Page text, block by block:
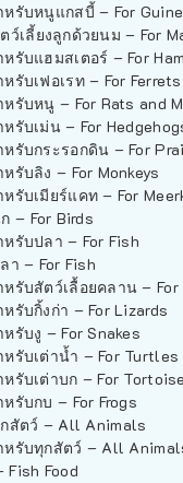
หรับหนูแกสบี้ – For
ว์เลี้ยงลูกด้วยนม – For
หรับแฮมสเตอร์ – For
หรับเฟอเรท – For Ferrets
หรับหนู – For Rats and
หรับเม่น – For
หรับกระรอกดิน – For
หรับลิง – For Monkeys
หรับเมียร์แคท – For
– For Birds
หรับปลา – For Fish
า – For Fish
หรับสัตว์เลื้อยคลาน –
หรับกิ้งก่า – For Lizards
หรับงู – For Snakes
หรับเต่าน้ำ – For Turtles
หรับเต่าบก – For
หรับกบ – For Frogs
สัตว์ – All Animals
หรับทุกสัตว์ – All
Fish Food